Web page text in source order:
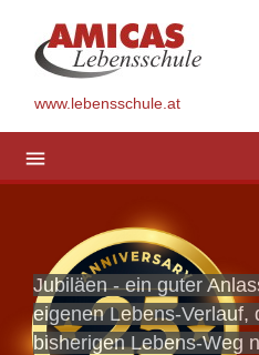
www.lebensschule.at
menu
Jubiläen - ein guter
eigenen Lebens-Verlauf,
bisherigen Lebens-Weg